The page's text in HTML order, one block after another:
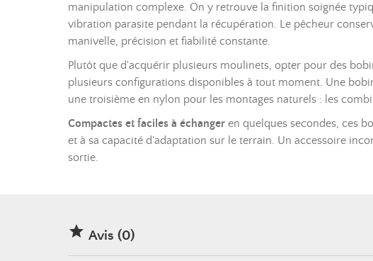
manipulation complexe. On y retrouve la finition soignée
vibration parasite pendant la récupération. Le pêcheur
manivelle, précision et fiabilité constante.
Plutôt que d'acquérir plusieurs moulinets, opter pour des
plusieurs configurations disponibles à tout moment. Une
une troisième en nylon pour les montages naturels : les
Compactes et faciles à échanger en quelques secondes, ces
et à sa capacité d'adaptation sur le terrain. Un accessoire
sortie.
 Avis (0)